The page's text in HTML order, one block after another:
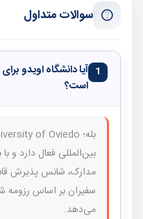
سوالات متداول
1 آیا دانشگاه اویدو
است؟
بین‌المللی فعال دارد و
مدارک، شانس پذیرش
سفیران بر اساس رزومه
می‌دهد.